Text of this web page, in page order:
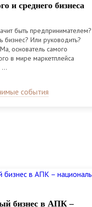
и среднего бизнеса
быть предпринимателем?
бизнес? Или руководить?
основатель самого
в мире маркетплейса
события
бизнес в АПК –